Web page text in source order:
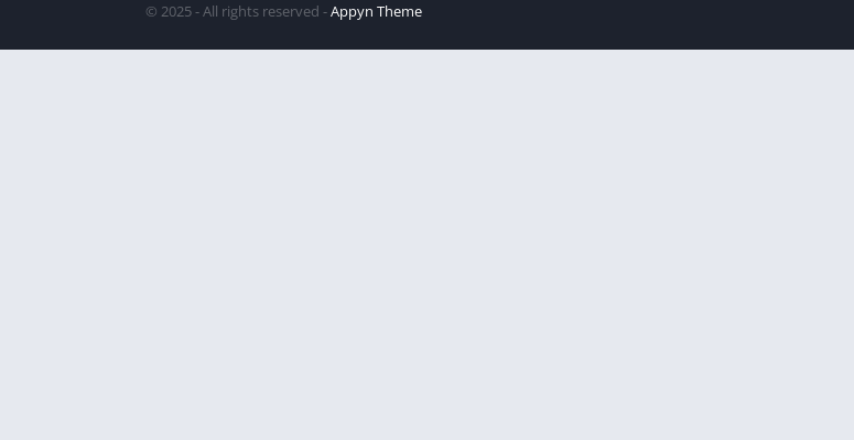
© 2025 - All rights reserved -Appyn Theme